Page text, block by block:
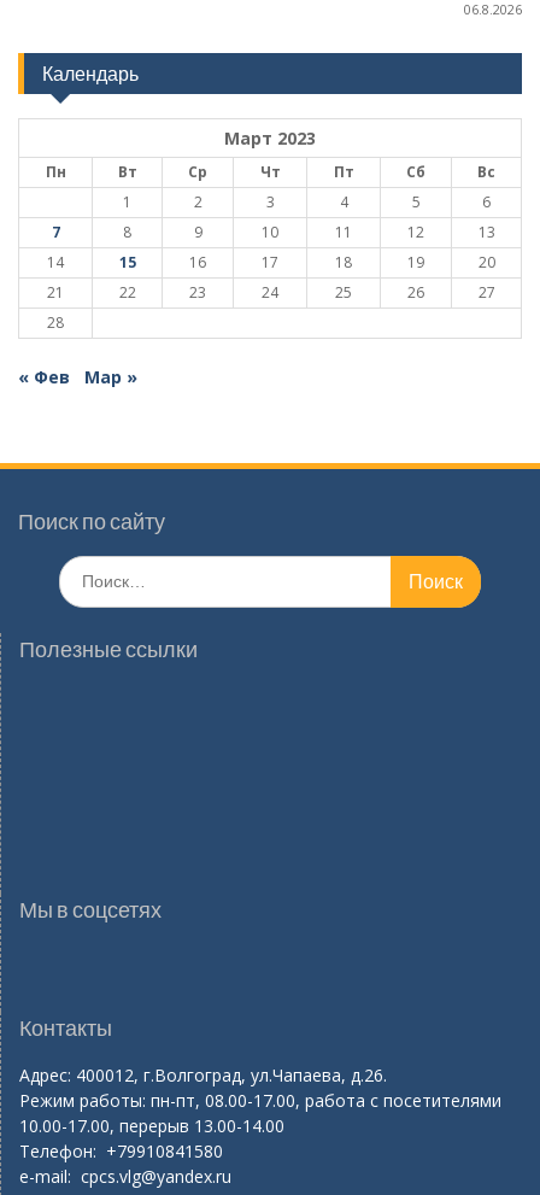
06.8.2026
Календарь
Март 2023
Пн Вт Ср Чт Пт Сб
Вс
1
2 3 4 5
6
7
8 9 10 11 12
13
14
15 16 17 18 19
20
21
22 23 24 25 26
27
28
« Фев Мар »
Поиск по сайту
Поиск
по:
Полезные ссылки
Мы в соцсетях
Контакты
Адрес: 400012, г.Волгоград, ул.Чапаева, д.26.
Режим работы: пн-пт, 08.00-17.00, работа с посетителями
10.00-17.00, перерыв 13.00-14.00
Телефон: +79910841580
e-mail: cpcs.vlg@yandex.ru